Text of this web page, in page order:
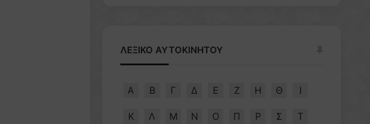
ΛΕΞΙΚΟ ΑΥΤΟΚΙΝΗΤΟΥ
Α Β Γ Δ Ε Ζ Η Θ Ι
Κ Λ Μ Ν Ο Π Ρ Σ Τ